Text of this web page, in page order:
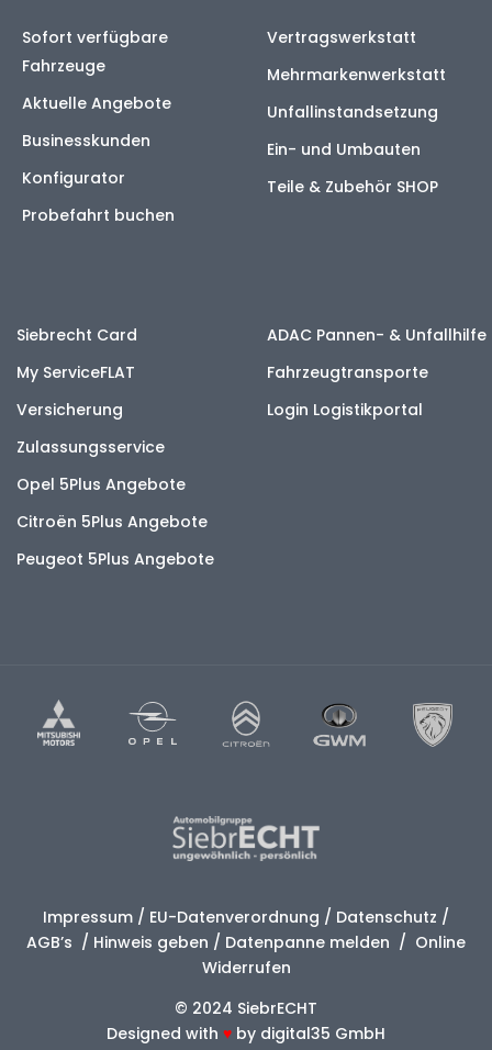
Sofort verfügbare
Fahrzeuge
Aktuelle Angebote
Businesskunden
Konfigurator
Probefahrt buchen
Vertragswerkstatt
Mehrmarkenwerkstatt
Unfallinstandsetzung
Ein- und Umbauten
Teile & Zubehör SHOP
Siebrecht Card
My ServiceFLAT
Versicherung
Zulassungsservice
Opel 5Plus Angebote
Citroën 5Plus Angebote
Peugeot 5Plus Angebote
ADAC Pannen- & Unfallhilfe
Fahrzeugtransporte
Login Logistikportal
Impressum / EU-Datenverordnung / Datenschutz /
AGB’s / Hinweis geben / Datenpanne melden / Online
Widerrufen
© 2024 SiebrECHT
Designed with ♥ by digital35 GmbH